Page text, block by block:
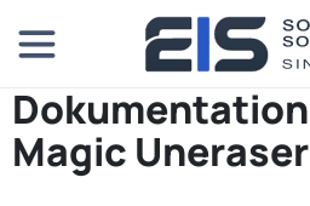
Dokumentation
Magic Uneraser